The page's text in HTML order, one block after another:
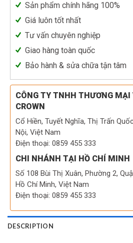
Sản phẩm chính hãng 100%
Giá luôn tốt nhất
Tư vấn chuyên nghiệp
Giao hàng toàn quốc
Bảo hành & sửa chữa tận tâm
CÔNG TY TNHH THƯƠNG MẠI
CROWN
Cổ Hiền, Tuyết Nghĩa, Thị Trấn
Nội, Việt Nam
Điện thoại: 0859 455 333
CHI NHÁNH TẠI HỒ CHÍ MINH
Số 108 Bùi Thị Xuân, Phường 2,
Hồ Chí Minh, Việt Nam
Điện thoại: 0859 455 333
DESCRIPTION